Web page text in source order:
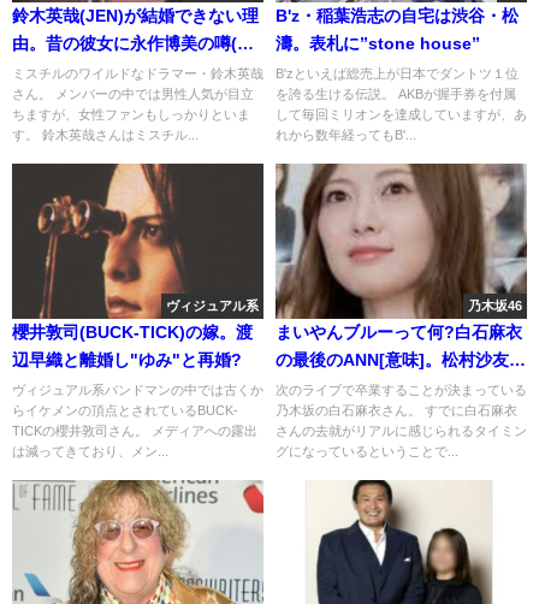
鈴木英哉(JEN)が結婚できない理
由。昔の彼女に永作博美の噂(目
撃)
ミスチルのワイルドなドラマー・鈴木英哉
さん。 メンバーの中では男性人気が目立
ちますが、女性ファンもしっかりといま
す。 鈴木英哉さんはミスチル...
B'z・稲葉浩志の自宅は渋谷・松
濤。表札に”stone house”
B'zといえば総売上が日本でダントツ１位
を誇る生ける伝説。 AKBが握手券を付属
して毎回ミリオンを達成していますが、あ
れから数年経ってもB'...
ヴィジュアル系
櫻井敦司(BUCK-TICK)の嫁。渡
辺早織と離婚し"ゆみ"と再婚?
ヴィジュアル系バンドマンの中では古くか
らイケメンの頂点とされているBUCK-
TICKの櫻井敦司さん。 メディアへの露出
は減ってきており、メン...
乃木坂46
まいやんブルーって何?白石麻衣
の最後のANN[意味]。松村沙友理
の涙
次のライブで卒業することが決まっている
乃木坂の白石麻衣さん。 すでに白石麻衣
さんの去就がリアルに感じられるタイミン
グになっているということで...